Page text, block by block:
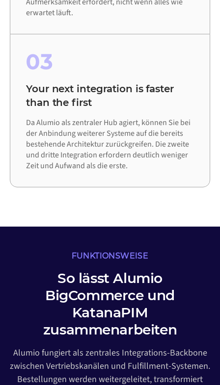
Aufmerksamkeit erfordert, nicht wenn alles wie
erwartet läuft.
03
Your next integration is faster
than the first
Da Alumio als zentraler Hub agiert, können Sie bei
der Anbindung weiterer Systeme auf die bereits
bestehende Architektur zurückgreifen. Die zweite
und dritte Integration erfordern deutlich weniger
Zeit und Aufwand als die erste.
FUNKTIONSWEISE
So lässt Alumio
BigCommerce und
KatanaPIM
zusammenarbeiten
Alumio fungiert als zentrales Integrations-Backbone
zwischen Vertriebskanälen und Fulfillment-Systemen.
Bestellungen werden weitergeleitet, transformiert